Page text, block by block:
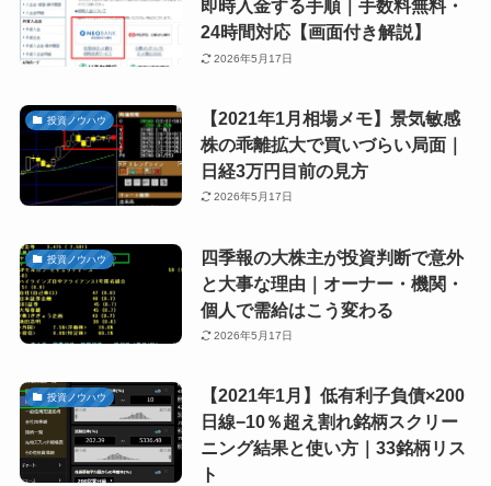
即時入金する手順｜手数料無料・
24時間対応【画面付き解説】
2026年5月17日
投資ノウハウ
【2021年1月相場メモ】景気敏感
株の乖離拡大で買いづらい局面｜
日経3万円目前の見方
2026年5月17日
投資ノウハウ
四季報の大株主が投資判断で意外
と大事な理由｜オーナー・機関・
個人で需給はこう変わる
2026年5月17日
投資ノウハウ
【2021年1月】低有利子負債×200
日線−10％超え割れ銘柄スクリー
ニング結果と使い方｜33銘柄リス
ト